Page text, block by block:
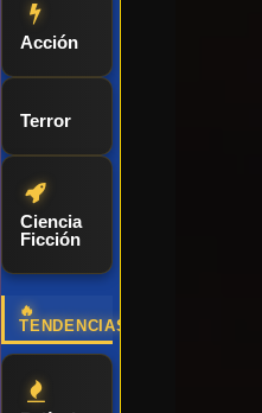
Acción
Terror
Ciencia
Ficción
🔥
TENDENCIAS